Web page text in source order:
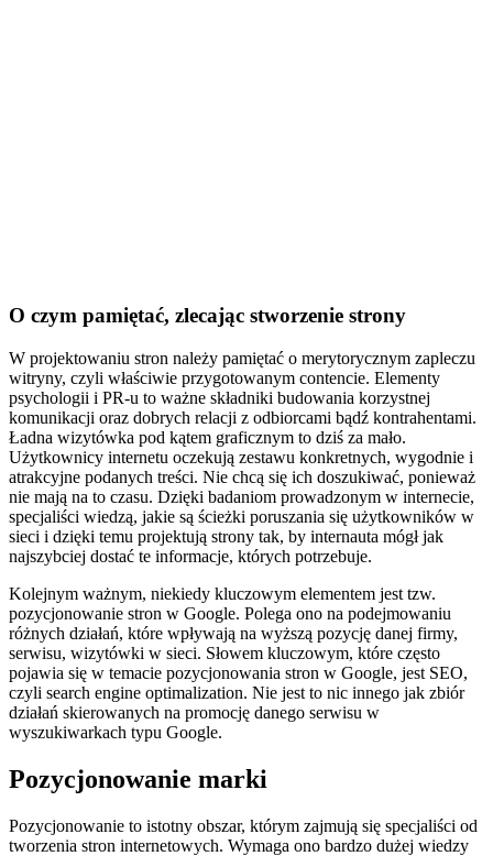
O czym pamiętać, zlecając stworzenie strony
W projektowaniu stron należy pamiętać o merytorycznym zapleczu
witryny, czyli właściwie przygotowanym contencie. Elementy
psychologii i PR-u to ważne składniki budowania korzystnej
komunikacji oraz dobrych relacji z odbiorcami bądź kontrahentami.
Ładna wizytówka pod kątem graficznym to dziś za mało.
Użytkownicy internetu oczekują zestawu konkretnych, wygodnie i
atrakcyjne podanych treści. Nie chcą się ich doszukiwać, ponieważ
nie mają na to czasu. Dzięki badaniom prowadzonym w internecie,
specjaliści wiedzą, jakie są ścieżki poruszania się użytkowników w
sieci i dzięki temu projektują strony tak, by internauta mógł jak
najszybciej dostać te informacje, których potrzebuje.
Kolejnym ważnym, niekiedy kluczowym elementem jest tzw.
pozycjonowanie stron w Google. Polega ono na podejmowaniu
różnych działań, które wpływają na wyższą pozycję danej firmy,
serwisu, wizytówki w sieci. Słowem kluczowym, które często
pojawia się w temacie pozycjonowania stron w Google, jest SEO,
czyli search engine optimalization. Nie jest to nic innego jak zbiór
działań skierowanych na promocję danego serwisu w
wyszukiwarkach typu Google.
Pozycjonowanie marki
Pozycjonowanie to istotny obszar, którym zajmują się specjaliści od
tworzenia stron internetowych. Wymaga ono bardzo dużej wiedzy